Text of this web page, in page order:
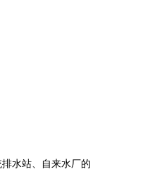
水站、自来水厂的